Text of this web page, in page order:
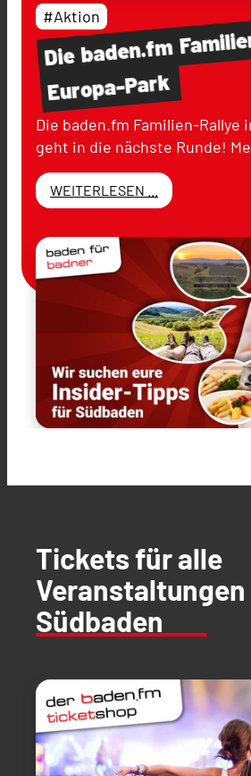
Diebaden.fm
Europa-Park
#Aktion
Die baden.fm Familien-Rallye
geht in die nächste Runde!
WEITERLESEN ...
Tickets für alle
Veranstaltungen
Südbaden